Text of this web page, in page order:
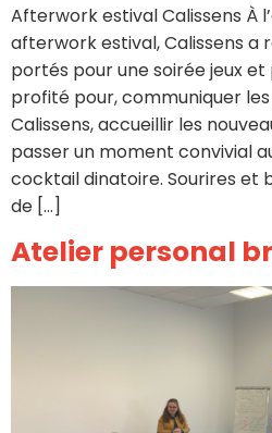
Afterwork estival Calissens À
afterwork estival, Calissens a
portés pour une soirée jeux
profité pour, communiquer
Calissens, accueillir les
passer un moment convivial
cocktail dinatoire. Sourires et
de […]
Atelier personal